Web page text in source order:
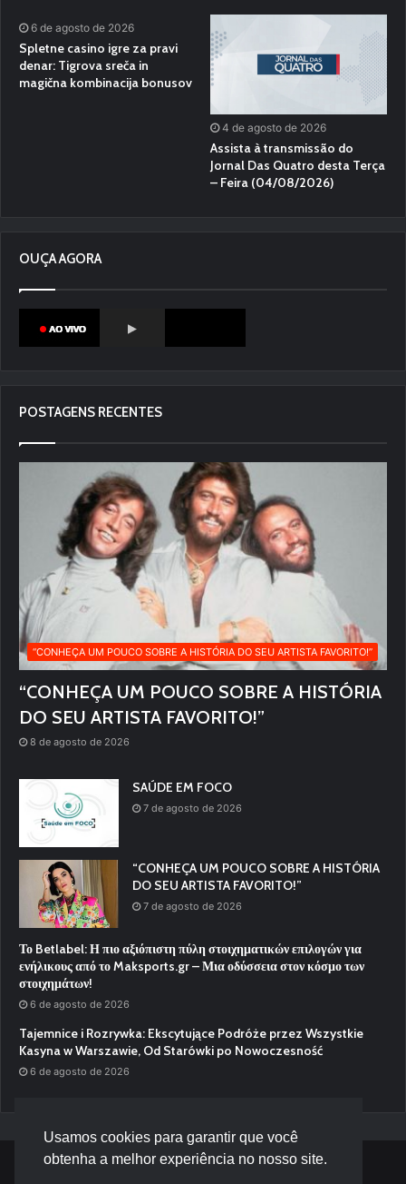
Usamos cookies para garantir que você
obtenha a melhor experiência no nosso site.
6 de agosto de 2026
Spletne casino igre za pravi
denar: Tigrova sreča in
magična kombinacija bonusov
4 de agosto de 2026
Assista à transmissão do
Jornal Das Quatro desta Terça
– Feira (04/08/2026)
OUÇA AGORA
POSTAGENS RECENTES
“CONHEÇA UM POUCO SOBRE A HISTÓRIA DO SEU ARTISTA FAVORITO!”
“CONHEÇA UM POUCO SOBRE A HISTÓRIA
DO SEU ARTISTA FAVORITO!”
8 de agosto de 2026
SAÚDE EM FOCO
7 de agosto de 2026
“CONHEÇA UM POUCO SOBRE A HISTÓRIA
DO SEU ARTISTA FAVORITO!”
7 de agosto de 2026
Το Betlabel: Η πιο αξιόπιστη πύλη στοιχηματικών επιλογών για
ενήλικους από το Maksports.gr – Μια οδύσσεια στον κόσμο των
στοιχημάτων!
6 de agosto de 2026
Tajemnice i Rozrywka: Ekscytujące Podróże przez Wszystkie
Kasyna w Warszawie, Od Starówki po Nowoczesność
6 de agosto de 2026